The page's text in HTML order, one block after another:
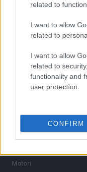
related to
I want to allow
related to
I want to allow
related to
functionality and
user protection.
CONFIRM
Sportmagazine:
calcio, basket, tennis,
MotoGP e Olimpiadi.
interviste ai
le discipline che fanno
Motori